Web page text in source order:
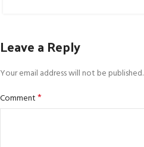
Leave a Reply
Your email address will not be published.
Comment*